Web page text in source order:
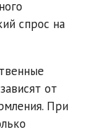
спрос на
от
При